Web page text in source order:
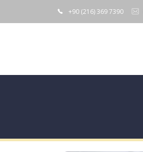
+90 (216) 369 7390